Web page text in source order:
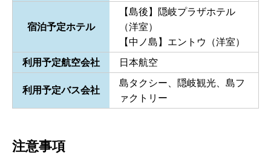
宿泊予定ホテル
【島後】隠岐プラザホテル
（洋室）
【中ノ島】エントウ（洋室）
利用予定航空会社
日本航空
利用予定バス会社
島タクシー、隠岐観光、島フ
ァクトリー
注意事項